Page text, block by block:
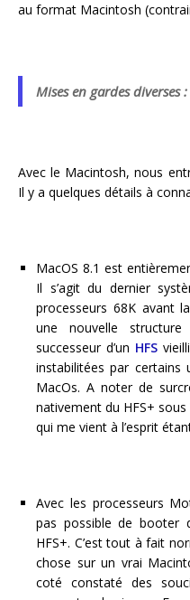
au format Macintosh
Mises en gardes diverses :
Avec le Macintosh, nous
Il y a quelques détails à
MacOS 8.1 est
Il s’agit du dernier
processeurs 68K avant
une nouvelle
successeur d’un HFS
instabilitées par certains
MacOs. A noter de
nativement du HFS+
qui me vient à l’esprit
Avec les processeurs
pas possible de booter
HFS+. C’est tout à fait
chose sur un vrai
coté constaté des